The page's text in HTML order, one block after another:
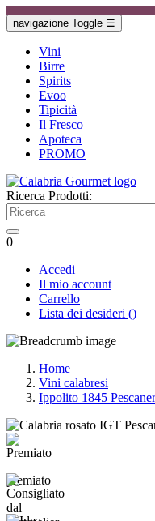
navigazione Toggle ☰
Vini
Birre
Spirits
Evoo
Tipicità
Il Fresco
Apoteca
PROMO
Ricerca Prodotti:
0
Accedi
Il mio account
Carrello
Lista dei desideri ()
Home
Vini calabresi
Ippolito 1845
premiato